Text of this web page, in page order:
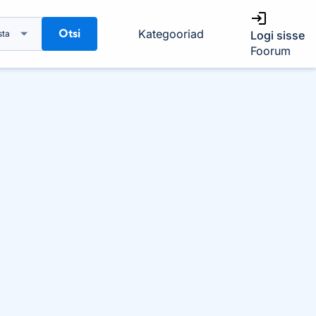
Otsi Kategooriad
Logi sisse
Foorum